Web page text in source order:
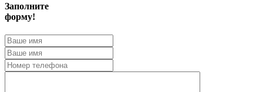
Заполните
форму!